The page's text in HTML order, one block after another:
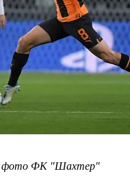
/ фото ФК "Шахтер"